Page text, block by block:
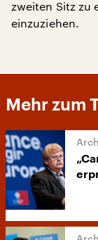
zweiten Sitz zu
einzuziehen.
Mehr zum